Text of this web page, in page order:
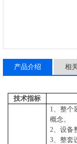
产品介绍 相
技术指标
1、整个
概念。
2、设备
3、整套